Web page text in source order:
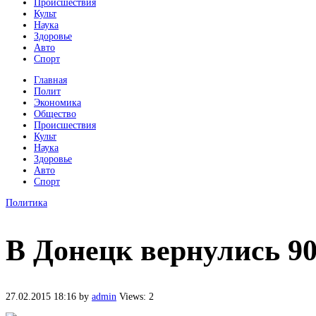
Происшествия
Культ
Наука
Здоровье
Авто
Спорт
Главная
Полит
Экономика
Общество
Происшествия
Культ
Наука
Здоровье
Авто
Спорт
Политика
В Донецк вернулись
27.02.2015 18:16 by admin Views: 2